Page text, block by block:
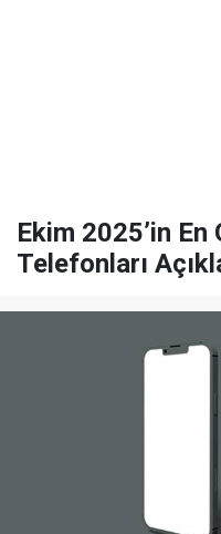
Ekim 2025’in En
Telefonları